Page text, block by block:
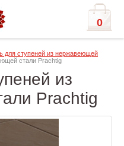
0
для ступеней из нержавеющей
стали Prachtig
из
Prachtig